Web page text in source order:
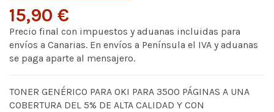
15,90 €
Precio final con impuestos y aduanas incluidas para
envíos a Canarias. En envíos a Península el IVA y aduanas
se paga aparte al mensajero.
TONER GENÉRICO PARA OKI PARA 3500 PÁGINAS A UNA
COBERTURA DEL 5% DE ALTA CALIDAD Y CON